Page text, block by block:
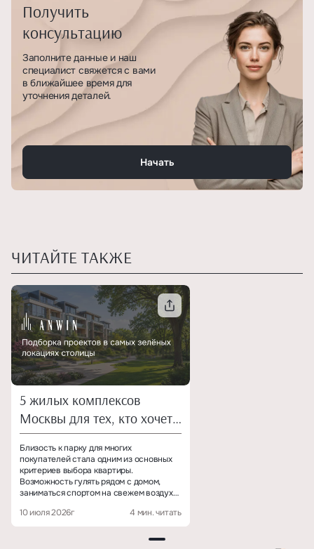
Получить
консультацию
Заполните данные и наш
специалист свяжется с вами
в ближайшее время для
уточнения деталей.
Начать
ЧИТАЙТЕ ТАКЖЕ
5 жилых комплексов
Москвы для тех, кто хочет
жить у парка
Близость к парку для многих
покупателей стала одним из основных
критериев выбора квартиры.
Возможность гулять рядом с домом,
заниматься спортом на свежем воздухе
помогает сохранять баланс, не
10 июля 2026г 4 мин. читать